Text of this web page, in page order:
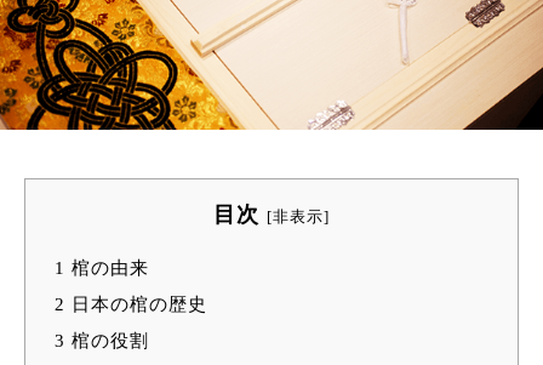
目次 [非表示]
1 棺の由来
2 日本の棺の歴史
3 棺の役割